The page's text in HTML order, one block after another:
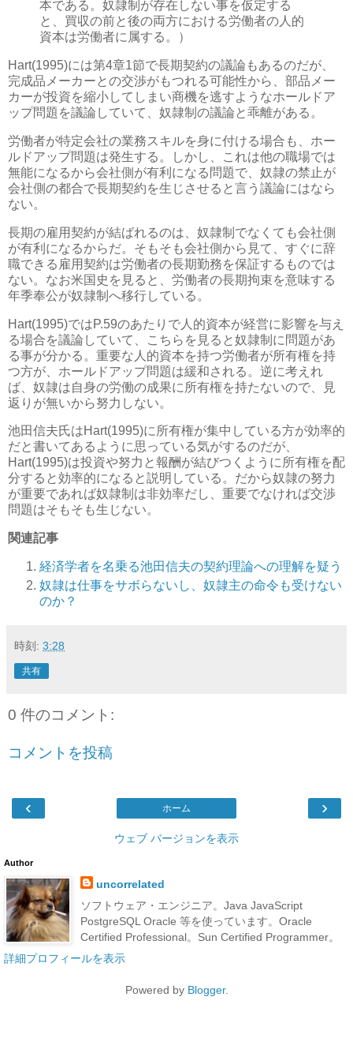
本である。奴隷制が存在しない事を仮定する
と、買収の前と後の両方における労働者の人的
資本は労働者に属する。）
Hart(1995)には第4章1節で長期契約の議論もあるのだが、
完成品メーカーとの交渉がもつれる可能性から、部品メー
カーが投資を縮小してしまい商機を逃すようなホールドア
ップ問題を議論していて、奴隷制の議論と乖離がある。
労働者が特定会社の業務スキルを身に付ける場合も、ホー
ルドアップ問題は発生する。しかし、これは他の職場では
無能になるから会社側が有利になる問題で、奴隷の禁止が
会社側の都合で長期契約を生じさせると言う議論にはなら
ない。
長期の雇用契約が結ばれるのは、奴隷制でなくても会社側
が有利になるからだ。そもそも会社側から見て、すぐに辞
職できる雇用契約は労働者の長期勤務を保証するものでは
ない。なお米国史を見ると、労働者の長期拘束を意味する
年季奉公が奴隷制へ移行している。
Hart(1995)ではP.59のあたりで人的資本が経営に影響を与え
る場合を議論していて、こちらを見ると奴隷制に問題があ
る事が分かる。重要な人的資本を持つ労働者が所有権を持
つ方が、ホールドアップ問題は緩和される。逆に考えれ
ば、奴隷は自身の労働の成果に所有権を持たないので、見
返りが無いから努力しない。
池田信夫氏はHart(1995)に所有権が集中している方が効率的
だと書いてあるように思っている気がするのだが、
Hart(1995)は投資や努力と報酬が結びつくように所有権を配
分すると効率的になると説明している。だから奴隷の努力
が重要であれば奴隷制は非効率だし、重要でなければ交渉
問題はそもそも生じない。
関連記事
経済学者を名乗る池田信夫の契約理論への理解を疑う
奴隷は仕事をサボらないし、奴隷主の命令も受けない
のか？
時刻: 3:28
共有
0 件のコメント:
コメントを投稿
‹ ›
ホーム
ウェブ バージョンを表示
Author
uncorrelated
ソフトウェア・エンジニア。Java JavaScript
PostgreSQL Oracle 等を使っています。Oracle
Certified Professional。Sun Certified Programmer。
詳細プロフィールを表示
Powered by Blogger.